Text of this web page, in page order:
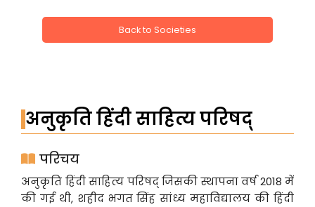
Back to Societies
अनुकृति हिंदी साहित्य परिषद्
परिचय
अनुकृति हिंदी साहित्य परिषद् जिसकी स्थापना वर्ष 2018 में
की गई थी, शहीद भगत सिंह सांध्य महाविद्यालय की हिंदी